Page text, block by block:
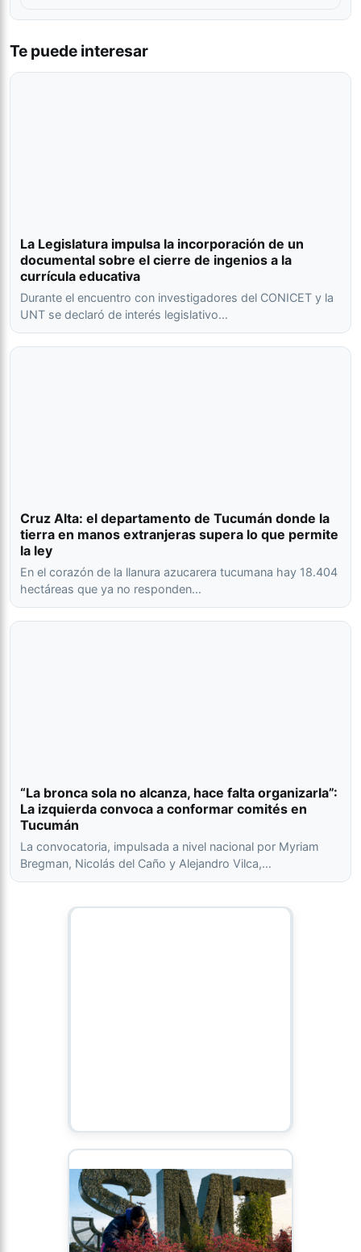
Te puede interesar
La Legislatura impulsa la incorporación de un
documental sobre el cierre de ingenios a la
currícula educativa
Durante el encuentro con investigadores del CONICET y la
UNT se declaró de interés legislativo…
Cruz Alta: el departamento de Tucumán donde la
tierra en manos extranjeras supera lo que permite
la ley
En el corazón de la llanura azucarera tucumana hay 18.404
hectáreas que ya no responden…
“La bronca sola no alcanza, hace falta organizarla”:
La izquierda convoca a conformar comités en
Tucumán
La convocatoria, impulsada a nivel nacional por Myriam
Bregman, Nicolás del Caño y Alejandro Vilca,…